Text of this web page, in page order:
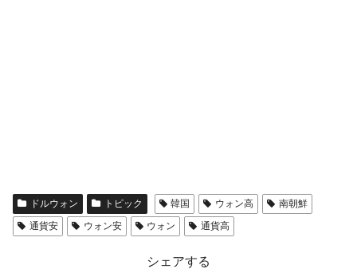
ドルウォン トピック 韓国 ウォン高
南朝鮮
通貨安
ウォン安 ウォン 通貨高
シェアする